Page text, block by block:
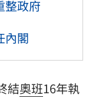
政府
內閣
結奧班16年執